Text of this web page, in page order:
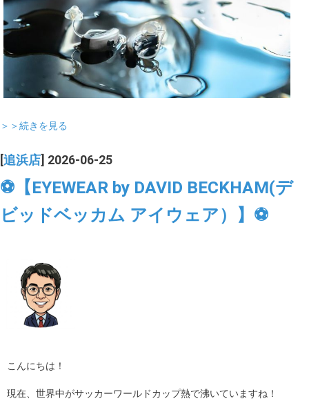
＞＞続きを見る
追浜店 ] 2026-06-25
⚽【EYEWEAR by DAVID BECKHAM(デ
ビッドベッカム アイウェア）】⚽
こんにちは！
現在、世界中がサッカーワールドカップ熱で沸いていますね！